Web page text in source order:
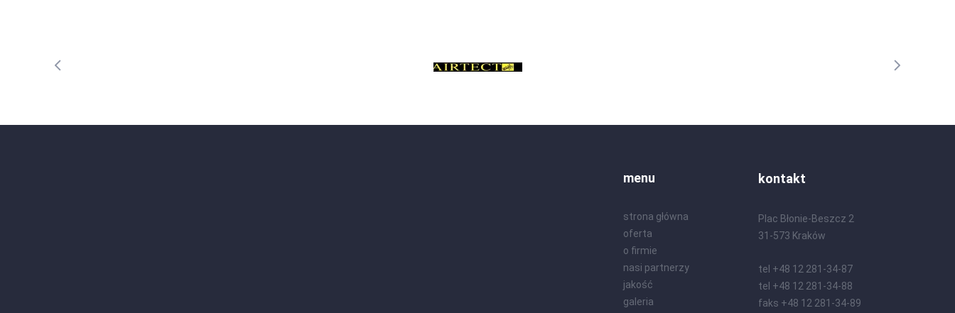
menu
strona główna
oferta
o firmie
nasi partnerzy
jakość
galeria
kontakt
Plac Błonie-Beszcz 2
31-573 Kraków
tel +48 12 281-34-87
tel +48 12 281-34-88
faks +48 12 281-34-89